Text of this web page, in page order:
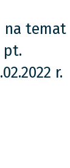
na temat
pt.
r.